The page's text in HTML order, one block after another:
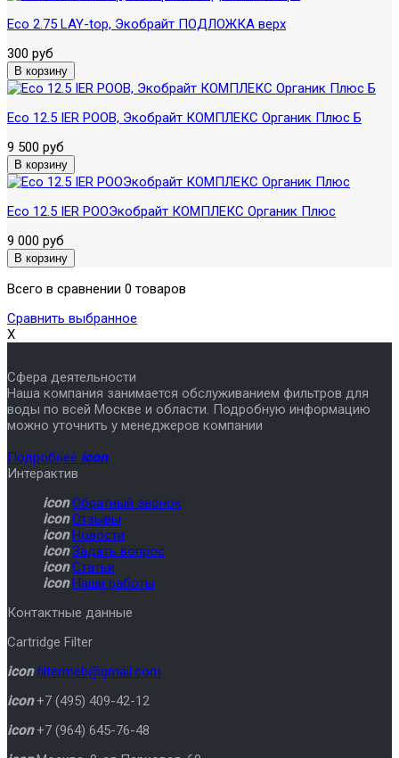
Eco 2.75 LAY-top, Экобрайт ПОДЛОЖКА верх
300 руб
Eco 12.5 IER POOB, Экобрайт КОМПЛЕКС Органик Плюс Б
9 500 руб
Eco 12.5 IER POOЭкобрайт КОМПЛЕКС Органик Плюс
9 000 руб
Всего в сравнении 0 товаров
Сравнить выбранное
X
Сфера деятельности
Наша компания занимается обслуживанием фильтров для
воды по всей Москве и области. Подробную информацию
можно уточнить у менеджеров компании
Подробнее icon
Интерактив
icon Обратный звонок
icon Отзывы
icon Новости
icon Задать вопрос
icon Статьи
icon Наши работы
Контактные данные
Cartridge Filter
icon filtermeb@gmail.com
icon +7 (495) 409-42-12
icon +7 (964) 645-76-48